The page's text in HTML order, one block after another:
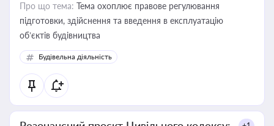
Про що тема: Тема охоплює правове регулювання
підготовки, здійснення та введення в експлуатацію
об’єктів будівництва
Будівельна діяльність